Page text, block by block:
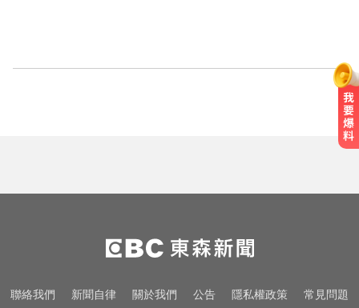
聯絡我們 新聞自律 關於我們 公告 隱私權政策 常見問題